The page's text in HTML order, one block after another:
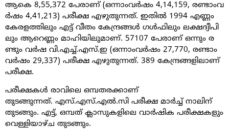
ആ​കെ 8,55,372 പേ​രാ​ണ്​ (ഒ​ന്നാം​വ​ർ​ഷം 4,14,159, ര​ണ്ടാം​വ​
ർ​ഷം 4,41,213) പ​രീ​ക്ഷ എ​ഴു​തു​ന്ന​ത്. ഇ​തി​ൽ 1994 എ​ണ്ണം
കേ​ര​ള​ത്തി​ലും എ​ട്ട്​ വീ​തം കേ​ന്ദ്ര​ങ്ങ​ൾ ഗ​ൾ​ഫി​ലും ല​ക്ഷ​ദ്വീ​പി​
ലും ആ​റെ​ണ്ണം മാ​ഹി​യി​ലു​മാ​ണ്. 57107 പേ​രാ​ണ്​ ഒ​ന്നും ര​
ണ്ടും വ​ർ​ഷ വി.​എ​ച്ച്.​എ​സ്.​ഇ (ഒ​ന്നാം​വ​ർ​ഷം 27,770, ര​ണ്ടാം​
വ​ർ​ഷം 29,337) പ​രീ​ക്ഷ എ​ഴു​തു​ന്ന​ത്. 389 കേ​ന്ദ്ര​ങ്ങ​ളി​ലാ​ണ്​
പ​രീ​ക്ഷ.
പ​രീ​ക്ഷ​ക​ൾ രാ​വി​ലെ ഒ​മ്പ​ത​ര​ക്കാ​ണ്​
തു​ട​ങ്ങു​ന്ന​ത്. എ​സ്.​എ​സ്.​എ​ൽ.​സി പ​രീ​ക്ഷ മാ​ർ​ച്ച്​ നാ​ലി​ന്​​
തു​ട​ങ്ങും. എ​ട്ട്, ഒ​മ്പ​ത്​ ക്ലാ​സു​ക​ളി​ലെ വാ​ർ​ഷി​ക പ​രീ​ക്ഷ​ക​ളും
വെ​ള്ളി​യാ​ഴ്ച തു​ട​ങ്ങും.